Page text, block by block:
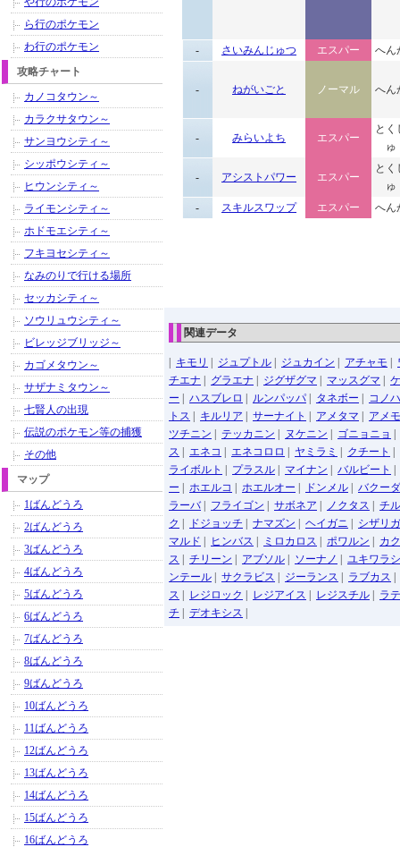
- さいみんじゅつ エスパー へん
- ねがいごと ノーマル へん
- みらいよち エスパー
とく
ゅ
- アシストパワー エスパー
とく
ゅ
-
スキルスワップ エスパー へん
関連データ
キモリ ジュプトル ジュカイン アチャモ
チエナ
グラエナ ジグザグマ マッスグマ
ー
ハスブレロ ルンパッパ タネボー
コノ
トス
キルリア サーナイト アメタマ
アメ
ツチニン
テッカニン ヌケニン ゴニョニョ
ス
エネコ エネコロロ ヤミラミ クチート
ライボルト
プラスル マイナン バルビート
ー
ホエルコ ホエルオー ドンメル
バクーダ
ラーバ| フライゴン サボネア ノクタス
チ
ク
ドジョッチ ナマズン ヘイガニ
シザリ
マルド
ヒンバス ミロカロス ポワルン
カ
ス
チリーン アブソル ソーナノ
ユキワラシ
ンテール
サクラビス ジーランス ラブカス
ス
レジロック レジアイス レジスチル
ラ
チ
デオキシス
ら行のポケモン
わ行のポケモン
攻略チャート
カノコタウン～
カラクサタウン～
サンヨウシティ～
シッポウシティ～
ヒウンシティ～
ライモンシティ～
ホドモエシティ～
フキヨセシティ～
なみのりで行ける場所
セッカシティ～
ソウリュウシティ～
ビレッジブリッジ～
カゴメタウン～
サザナミタウン～
七賢人の出現
伝説のポケモン等の捕獲
その他
マップ
1ばんどうろ
2ばんどうろ
3ばんどうろ
4ばんどうろ
5ばんどうろ
6ばんどうろ
7ばんどうろ
8ばんどうろ
9ばんどうろ
10ばんどうろ
11ばんどうろ
12ばんどうろ
13ばんどうろ
14ばんどうろ
15ばんどうろ
16ばんどうろ